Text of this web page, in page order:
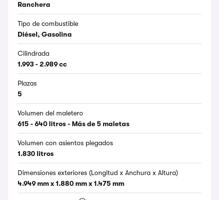
Ranchera
Tipo de combustible
Diésel, Gasolina
Cilindrada
1.993 - 2.989 cc
Plazas
5
Volumen del maletero
615 - 640 litros - Más de 5 maletas
Volumen con asientos plegados
1.830 litros
Dimensiones exteriores (Longitud x Anchura x Altura)
4.949 mm x 1.880 mm x 1.475 mm